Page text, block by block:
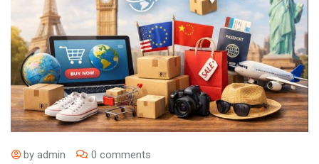
by admin 0 comments